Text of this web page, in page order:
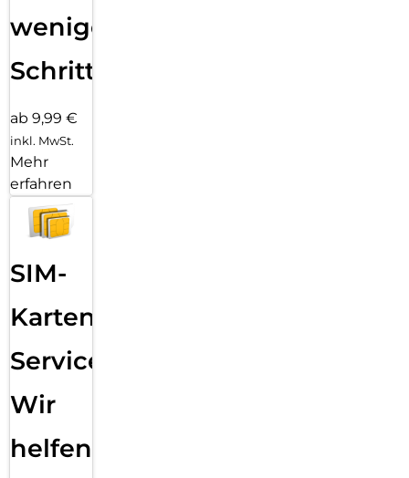
wenigen
Schritten
ab 9,99 €
inkl. MwSt.
Mehr
erfahren
SIM-
Karten
Service:
Wir
helfen